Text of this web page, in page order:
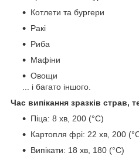
Котлети та бургери
Ракі
Риба
Мафіни
Овощи
... і багато іншого.
Час випікання зразків страв,
Піца: 8 хв, 200 (°C)
Картопля фрі: 22 хв, 200
Випікати: 18 хв, 180 (°С)